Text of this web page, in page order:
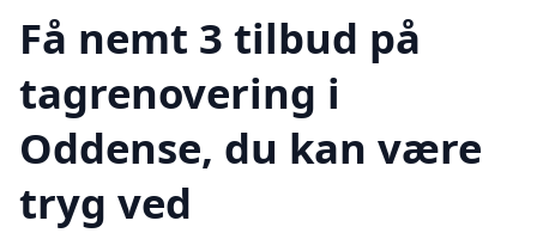
Få nemt 3 tilbud på
tagrenovering i
Oddense, du kan være
tryg ved